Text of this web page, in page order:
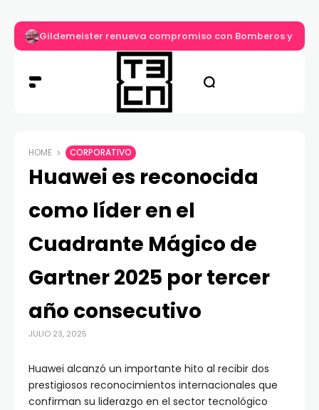
Gildemeister renueva compromiso con Bomberos y
HOME CORPORATIVO
Huawei es reconocida
como líder en el
Cuadrante Mágico de
Gartner 2025 por tercer
año consecutivo
JULIO 23, 2025
Huawei alcanzó un importante hito al recibir dos
prestigiosos reconocimientos internacionales que
confirman su liderazgo en el sector tecnológico